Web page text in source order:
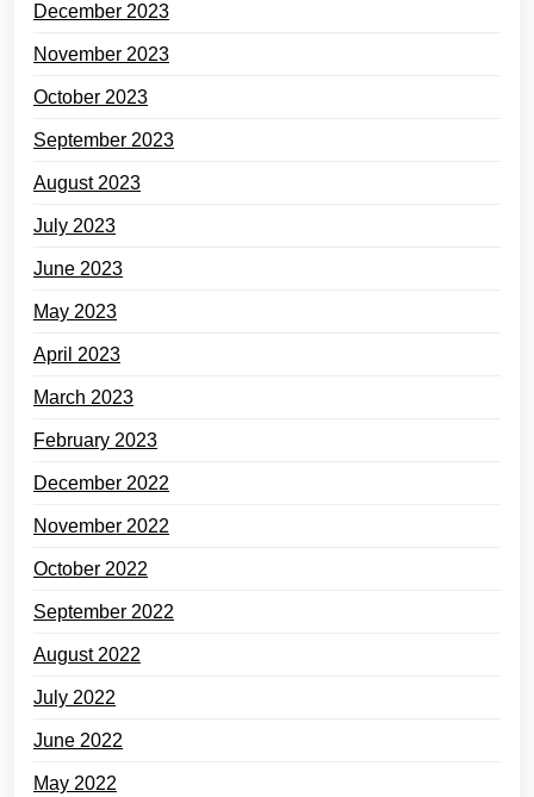
December 2023
November 2023
October 2023
September 2023
August 2023
July 2023
June 2023
May 2023
April 2023
March 2023
February 2023
December 2022
November 2022
October 2022
September 2022
August 2022
July 2022
June 2022
May 2022